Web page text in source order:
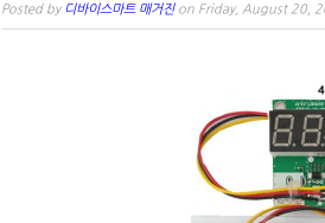
Posted by 디바이스마트 매거진on Friday, August 20,